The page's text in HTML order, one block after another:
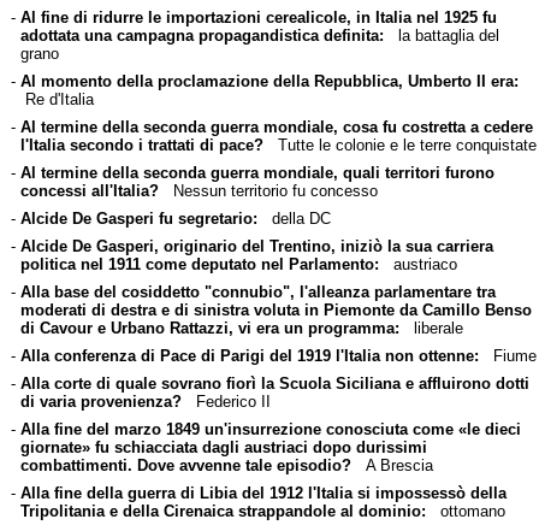
- Al fine di ridurre le importazioni cerealicole, in Italia nel 1925 fu
adottata una campagna propagandistica definita: la battaglia del
grano
- Al momento della proclamazione della Repubblica, Umberto II era:
Re d'Italia
- Al termine della seconda guerra mondiale, cosa fu costretta a cedere
l'Italia secondo i trattati di pace?Tutte le colonie e le terre conquistate
- Al termine della seconda guerra mondiale, quali territori furono
concessi all'Italia?Nessun territorio fu concesso
- Alcide De Gasperi fu segretario: della DC
- Alcide De Gasperi, originario del Trentino, iniziò la sua carriera
politica nel 1911 come deputato nel Parlamento: austriaco
- Alla base del cosiddetto "connubio", l'alleanza parlamentare tra
moderati di destra e di sinistra voluta in Piemonte da Camillo Benso
di Cavour e Urbano Rattazzi, vi era un programma: liberale
- Alla conferenza di Pace di Parigi del 1919 l'Italia non ottenne: Fiume
- Alla corte di quale sovrano fiorì la Scuola Siciliana e affluirono dotti
di varia provenienza?Federico II
- Alla fine del marzo 1849 un'insurrezione conosciuta come «le dieci
giornate» fu schiacciata dagli austriaci dopo durissimi
combattimenti. Dove avvenne tale episodio?A Brescia
- Alla fine della guerra di Libia del 1912 l'Italia si impossessò della
Tripolitania e della Cirenaica strappandole al dominio: ottomano